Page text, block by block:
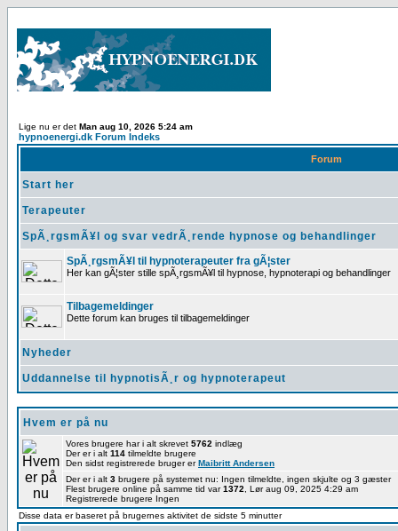
Lige nu er det Man aug 10, 2026 5:24 am
hypnoenergi.dk Forum Indeks
Forum
Start her
Terapeuter
SpÃ¸rgsmÃ¥l og svar vedrÃ¸rende hypnose og behandlinger
SpÃ¸rgsmÃ¥l til hypnoterapeuter fra gÃ¦ster
Her kan gÃ¦ster stille spÃ¸rgsmÃ¥l til hypnose, hypnoterapi og behandlinger
Tilbagemeldinger
Dette forum kan bruges til tilbagemeldinger
Nyheder
Uddannelse til hypnotisÃ¸r og hypnoterapeut
Hvem er på nu
Vores brugere har i alt skrevet 5762 indlæg
Der er i alt 114 tilmeldte brugere
Den sidst registrerede bruger erMaibritt Andersen
Der er i alt 3 brugere på systemet nu: Ingen tilmeldte, ingen skjulte og 3
Flest brugere online på samme tid var1372 , Lør aug 09, 2025 4:29 am
Registrerede brugere Ingen
Disse data er baseret på brugernes aktivitet de sidste 5 minutter